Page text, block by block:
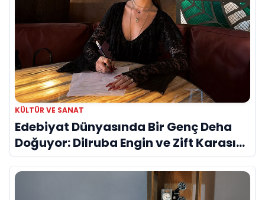
KÜLTÜR VE SANAT
Edebiyat Dünyasında Bir Genç Deha
Doğuyor: Dilruba Engin ve Zift Karası
Evreni ‘AVENOİR’